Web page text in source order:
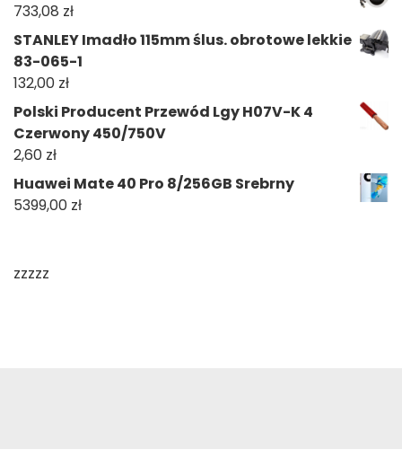
733,08 zł
STANLEY Imadło 115mm ślus. obrotowe lekkie
83-065-1
132,00 zł
Polski Producent Przewód Lgy H07V-K 4
Czerwony 450/750V
2,60 zł
Huawei Mate 40 Pro 8/256GB Srebrny
5399,00 zł
zzzzz